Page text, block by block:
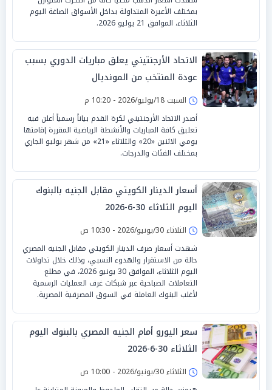
بمختلف الأعيرة المتداولة بداخل الأسواق الصاغة اليوم
الثلاثاء، الموافق 21 يوليو 2026.
الاتحاد الأرجنتيني يعلق مباريات الدوري بسبب
عودة المنتخب من المونديال
السبت 18/يوليو/2026 - 10:20 م
أصدر الاتحاد الأرجنتيني لكرة القدم بياناً رسمياً أعلن فيه
تعليق كافة المباريات والأنشطة الرياضية المقررة إقامتها
يومي الاثنين «20» والثلاثاء «21» من شهر يوليو الجاري
بمختلف الفئات والدرجات.
أسعار الدينار الكويتي مقابل الجنيه بالبنوك
اليوم الثلاثاء 30-6-2026
الثلاثاء 30/يونيو/2026 - 10:30 ص
شهدت أسعار صرف الدينار الكويتي مقابل الجنيه المصري
حالة من الاستقرار والهدوء النسبي، وذلك خلال تداولات
اليوم الثلاثاء، الموافق 30 يونيو 2026، في مطلع
التعاملات الصباحية عبر شبكات غرف العمليات الرسمية
لأغلب البنوك العاملة في السوق المصرفية المصرية.
سعر اليورو أمام الجنيه المصري بالبنوك اليوم
الثلاثاء 30-6-2026
الثلاثاء 30/يونيو/2026 - 10:00 ص